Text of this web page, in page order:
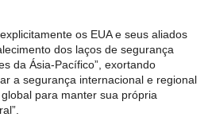
os EUA e seus aliados
dos laços de segurança
da Ásia-Pacífico”, exortando
a segurança internacional e regional
para manter sua própria